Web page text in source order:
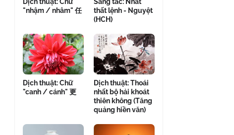
"nhậm / nhâm" 任
thất lệnh - Nguyệt
(HCH)
Dịch thuật: Chữ
"canh / cánh" 更
Dịch thuật: Thoái
nhất bộ hải khoát
thiên không (Tăng
quảng hiền văn)